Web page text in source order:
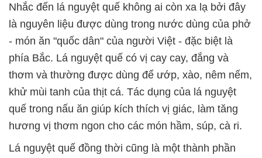
Nhắc đến lá nguyệt quế không ai còn xa lạ bởi đây
là nguyên liệu được dùng trong nước dùng của phở
- món ăn "quốc dân" của người Việt - đặc biệt là
phía Bắc. Lá nguyệt quế có vị cay cay, đắng và
thơm và thường được dùng để ướp, xào, nêm nếm,
khử mùi tanh của thịt cá. Tác dụng của lá nguyệt
quế trong nấu ăn giúp kích thích vị giác, làm tăng
hương vị thơm ngon cho các món hầm, súp, cà ri.
Lá nguyệt quế đồng thời cũng là một thành phần